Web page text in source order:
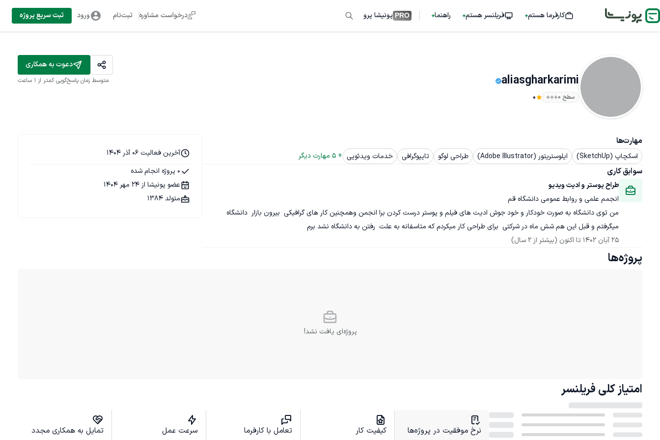
کارفرما هستم فریلنسر هستم راهنما PRO پونیشا پرو درخواست مشاوره ثبت‌نام ورود ثبت سریع پروژه
aliasgharkarimi
سطح ۰ 0
دعوت به همکاری
متوسط زمان پاسخ‌گویی کمتر از 1 ساعت
مهارت‌ها
اسکچاپ (SketchUp) ایلوستریتور (Adobe Illustrator) طراحی لوگو تایپوگرافی خدمات ویدئویی +
5 مهارت دیگر
سوابق کاری
طراح پوستر و ادیت ویدیو
انجمم علمی و روابط عمومی دانشگاه قم
من توی دانشگاه به صورت خودکار و خود جوش ادیت های فیلم و پوستر درست کردن برا انجمن و‌همچنین کار های گرافیکی  بیرون بازار  دانشگاه
میگرفتم و قبل این هم شش ماه در شرکتی  برای طراحی کار میکردم که متاسفانه به علت  رفتن به دانشگاه نشد برم
25 آبان 1402
تا اکنون (بیشتر از 2 سال)
آخرین فعالیت 06 آذر 1404
0 پروژه انجام شده
عضو پونیشا از 24 مهر 1404
متولد 1384
پروژه‌ها
پروژه‌ای یافت نشد!
امتیاز کلی فریلنسر
نرخ موفقیت در پروژه‌ها کیفیت کار تعامل با کارفرما سرعت عمل تمایل به همکاری مجدد